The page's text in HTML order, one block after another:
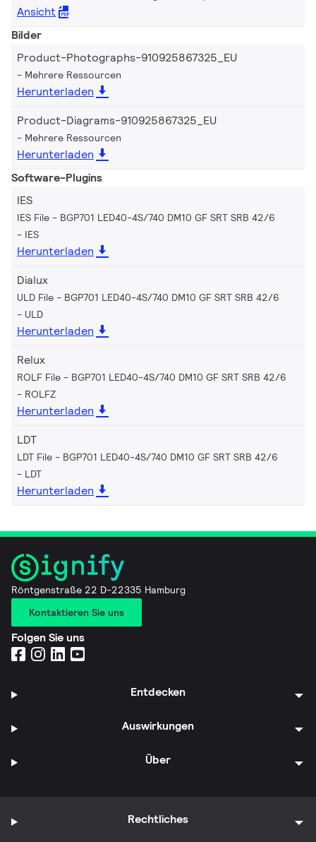
Ansicht
Bilder
Product-Photographs-910925867325_EU
Mehrere Ressourcen
Herunterladen
Product-Diagrams-910925867325_EU
Mehrere Ressourcen
Herunterladen
Software-Plugins
IES
IES File - BGP701 LED40-4S/740 DM10 GF SRT SRB 42/6
IES
Herunterladen
Dialux
ULD File - BGP701 LED40-4S/740 DM10 GF SRT SRB 42/6
ULD
Herunterladen
Relux
ROLF File - BGP701 LED40-4S/740 DM10 GF SRT SRB 42/6
ROLFZ
Herunterladen
LDT
LDT File - BGP701 LED40-4S/740 DM10 GF SRT SRB 42/6
LDT
Herunterladen
Röntgenstraße 22 D-22335 Hamburg
Kontaktieren Sie uns
Folgen Sie uns
Entdecken
Auswirkungen
Über
Rechtliches